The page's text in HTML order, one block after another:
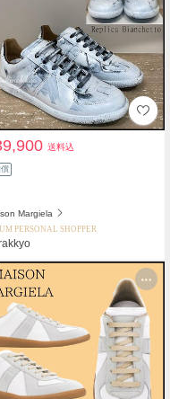
送料込
Margiela
PERSONAL SHOPPER